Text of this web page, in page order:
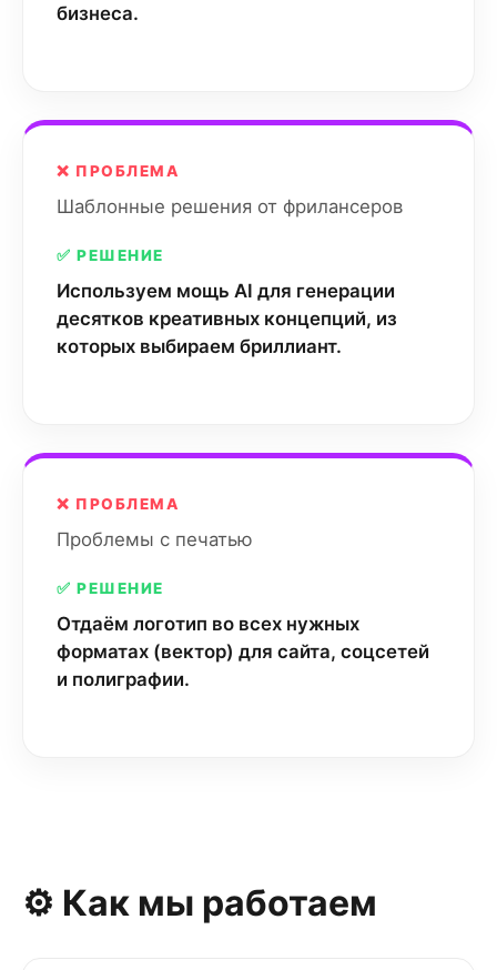
бизнеса.
❌ ПРОБЛЕМА
Шаблонные решения от фрилансеров
✅ РЕШЕНИЕ
Используем мощь AI для генерации
десятков креативных концепций, из
которых выбираем бриллиант.
❌ ПРОБЛЕМА
Проблемы с печатью
✅ РЕШЕНИЕ
Отдаём логотип во всех нужных
форматах (вектор) для сайта, соцсетей
и полиграфии.
⚙️ Как мы работаем